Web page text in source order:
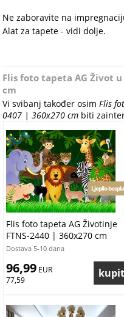
Ne zaboravite na
Alat za tapete - vidi dolje.
Flis foto tapeta AG Život u
cm
Vi svibanj također osimFlis
0407 | 360x270 cm biti
Flis foto tapeta AG Životinje
FTNS-2440 | 360x270 cm
Ljepilo
Dostava 5-10 dana
96,99 EUR
77,59